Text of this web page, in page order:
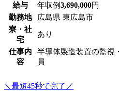
給与 年収例3,690,000円
勤務地
広島県 東広島市
寮・社
宅
あり
仕事内
容
半導体製造装置の監視
員
＼最短45秒で完了／